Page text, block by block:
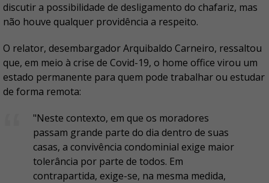
discutir a possibilidade de desligamento do chafariz, mas
não houve qualquer providência a respeito.
O relator, desembargador Arquibaldo Carneiro, ressaltou
que, em meio à crise de Covid-19, o home office virou um
estado permanente para quem pode trabalhar ou estudar
de forma remota:
"Neste contexto, em que os moradores
passam grande parte do dia dentro de suas
casas, a convivência condominial exige maior
tolerância por parte de todos. Em
contrapartida, exige-se, na mesma medida,